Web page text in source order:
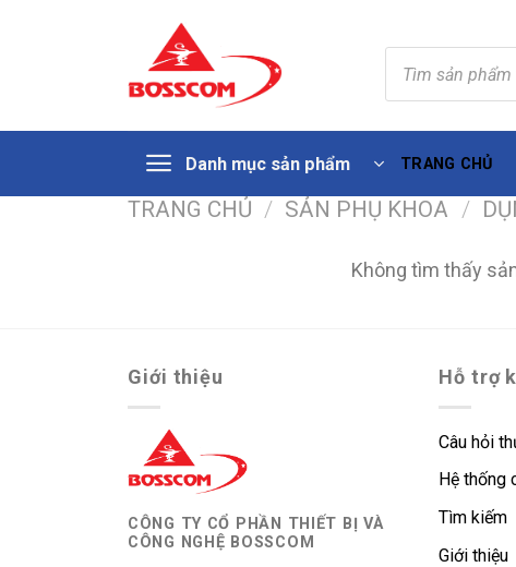
Tìm
kiếm
sản
phẩm
Danh mục sản phẩm TRANG CHỦ
TRANG CHỦ / SẢN PHỤ KHOA /
Không tìm thấy
Giới thiệu
CÔNG TY CỔ PHẦN THIẾT BỊ VÀ
CÔNG NGHỆ BOSSCOM
Hỗ trợ
Câu hỏi
Hệ thống
Tìm kiếm
Giới thiệu